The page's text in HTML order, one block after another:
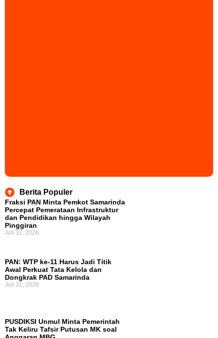
Berita Populer
Fraksi PAN Minta Pemkot Samarinda
Percepat Pemerataan Infrastruktur
dan Pendidikan hingga Wilayah
Pinggiran
Juli 31, 2026
PAN: WTP ke-11 Harus Jadi Titik
Awal Perkuat Tata Kelola dan
Dongkrak PAD Samarinda
Juli 31, 2026
PUSDIKSI Unmul Minta Pemerintah
Tak Keliru Tafsir Putusan MK soal